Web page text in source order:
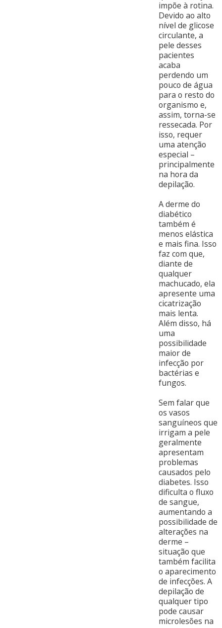
impõe à rotina.
Devido ao alto
nível de glicose
circulante, a
pele desses
pacientes
acaba
perdendo um
pouco de água
para o resto do
organismo e,
assim, torna-se
ressecada. Por
isso, requer
uma atenção
especial –
principalmente
na hora da
depilação.
A derme do
diabético
também é
menos elástica
e mais fina. Isso
faz com que,
diante de
qualquer
machucado, ela
apresente uma
cicatrização
mais lenta.
Além disso, há
uma
possibilidade
maior de
infecção por
bactérias e
fungos.
Sem falar que
os vasos
sanguíneos que
irrigam a pele
geralmente
apresentam
problemas
causados pelo
diabetes. Isso
dificulta o fluxo
de sangue,
aumentando a
possibilidade de
alterações na
derme –
situação que
também facilita
o aparecimento
de infecções. A
depilação de
qualquer tipo
pode causar
microlesões na